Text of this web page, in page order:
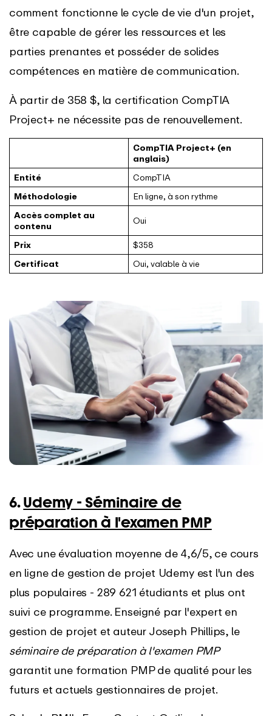
comment fonctionne le cycle de vie d'un projet,
être capable de gérer les ressources et les
parties prenantes et posséder de solides
compétences en matière de communication.
À partir de 358 $, la certification CompTIA
Project+ ne nécessite pas de renouvellement.
CompTIA Project+ (en
anglais)
Entité
CompTIA
Méthodologie
En ligne, à son rythme
Accès complet au
contenu
Oui
Prix
$358
Certificat
Oui, valable à vie
6.Udemy - Séminaire de
préparation à l'examen PMP
Avec une évaluation moyenne de 4,6/5, ce cours
en ligne de gestion de projet Udemy est l'un des
plus populaires - 289 621 étudiants et plus ont
suivi ce programme. Enseigné par l'expert en
gestion de projet et auteur Joseph Phillips, le
séminaire de préparation à l'examen PMP
garantit une formation PMP de qualité pour les
futurs et actuels gestionnaires de projet.